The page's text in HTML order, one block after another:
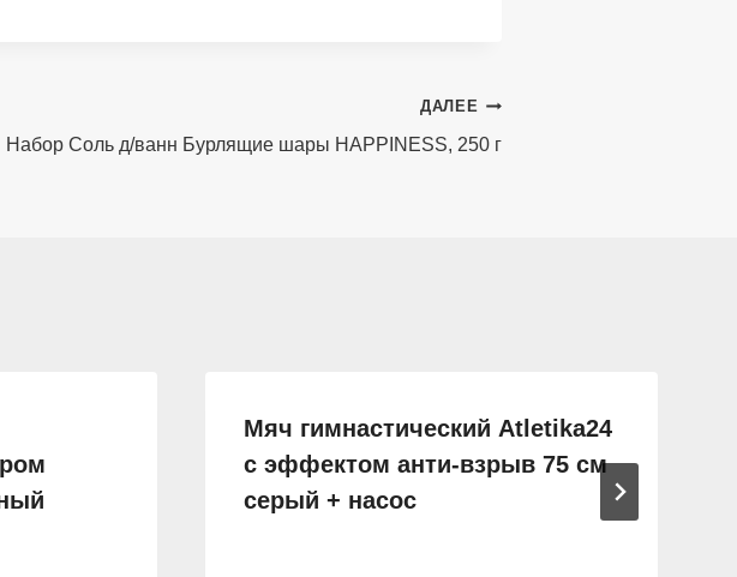
ДАЛЕЕ
Набор Соль д/ванн Бурлящие шары НAPPINESS, 250 г
Мяч гимнастический Atletika24
с эффектом анти-взрыв 75 см
серый + насос